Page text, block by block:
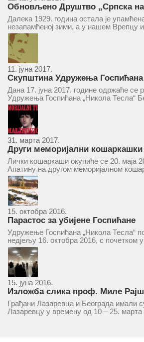
Обновљено Друштво „Српска
и књижница“ у Врепцу
Далека 1929. година остала је
незапамћеној зими, а у нашем Врепцу
Друштва „Српска народна читаоница и
Врепцу“. Потакнути потребом за
уздизањем група...
11. јуна 2017.
Скупштина Удружења
у суботу 17. јуна 2017.
Дана 17. јуна 2017. године одржаће се
Удружења Госпићана „Никола Тесла“
ће се одржати у простору ресторана
9 Београд, у 11 часова. За Скупштину
31. марта 2017.
Други меморијални
Маљковић Маљак“ у Апатину 20.
Лички кошаркаши окупиће се 20. маја
Апатину на другом меморијалном
„Милан Маљковић Маљак“. Као и
учествоваће екипе Госпића, Личког
комбинована екипа кошаркаша из...
15. октобра 2016.
Парастос за убијене Госпићане
Удружење Госпићана „Никола Тесла“
недјељу 16. октобра 2016, с почетком
у цркву Светог оца Николаја у Борчи
1), гдје ће бити служен парастос за...
15. јуна 2016.
Изложба слика проф. Миле
Грађани Лазаревца и Београда имали
Лазаревцу у времену од 10 – 25. марта